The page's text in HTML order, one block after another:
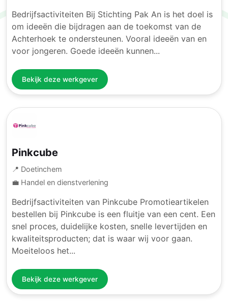
Bedrijfsactiviteiten Bij Stichting Pak An is het doel is
om ideeën die bijdragen aan de toekomst van de
Achterhoek te ondersteunen. Vooral ideeën van en
voor jongeren. Goede ideeën kunnen...
Bekijk deze werkgever
Pinkcube
📍 Doetinchem
💼 Handel en dienstverlening
Bedrijfsactiviteiten van Pinkcube Promotieartikelen
bestellen bij Pinkcube is een fluitje van een cent. Een
snel proces, duidelijke kosten, snelle levertijden en
kwaliteitsproducten; dat is waar wij voor gaan.
Moeiteloos het...
Bekijk deze werkgever